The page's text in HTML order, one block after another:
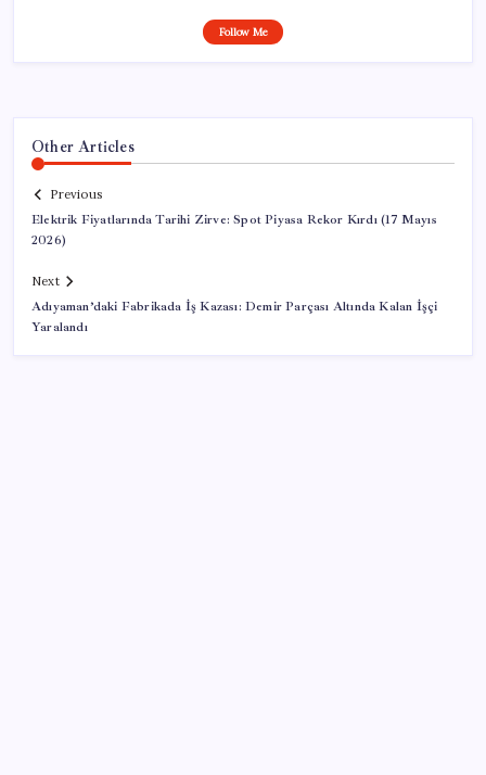
Follow Me
Other Articles
Previous
Elektrik Fiyatlarında Tarihi Zirve: Spot Piyasa Rekor Kırdı (17 Mayıs
2026)
Next
Adıyaman’daki Fabrikada İş Kazası: Demir Parçası Altında Kalan İşçi
Yaralandı